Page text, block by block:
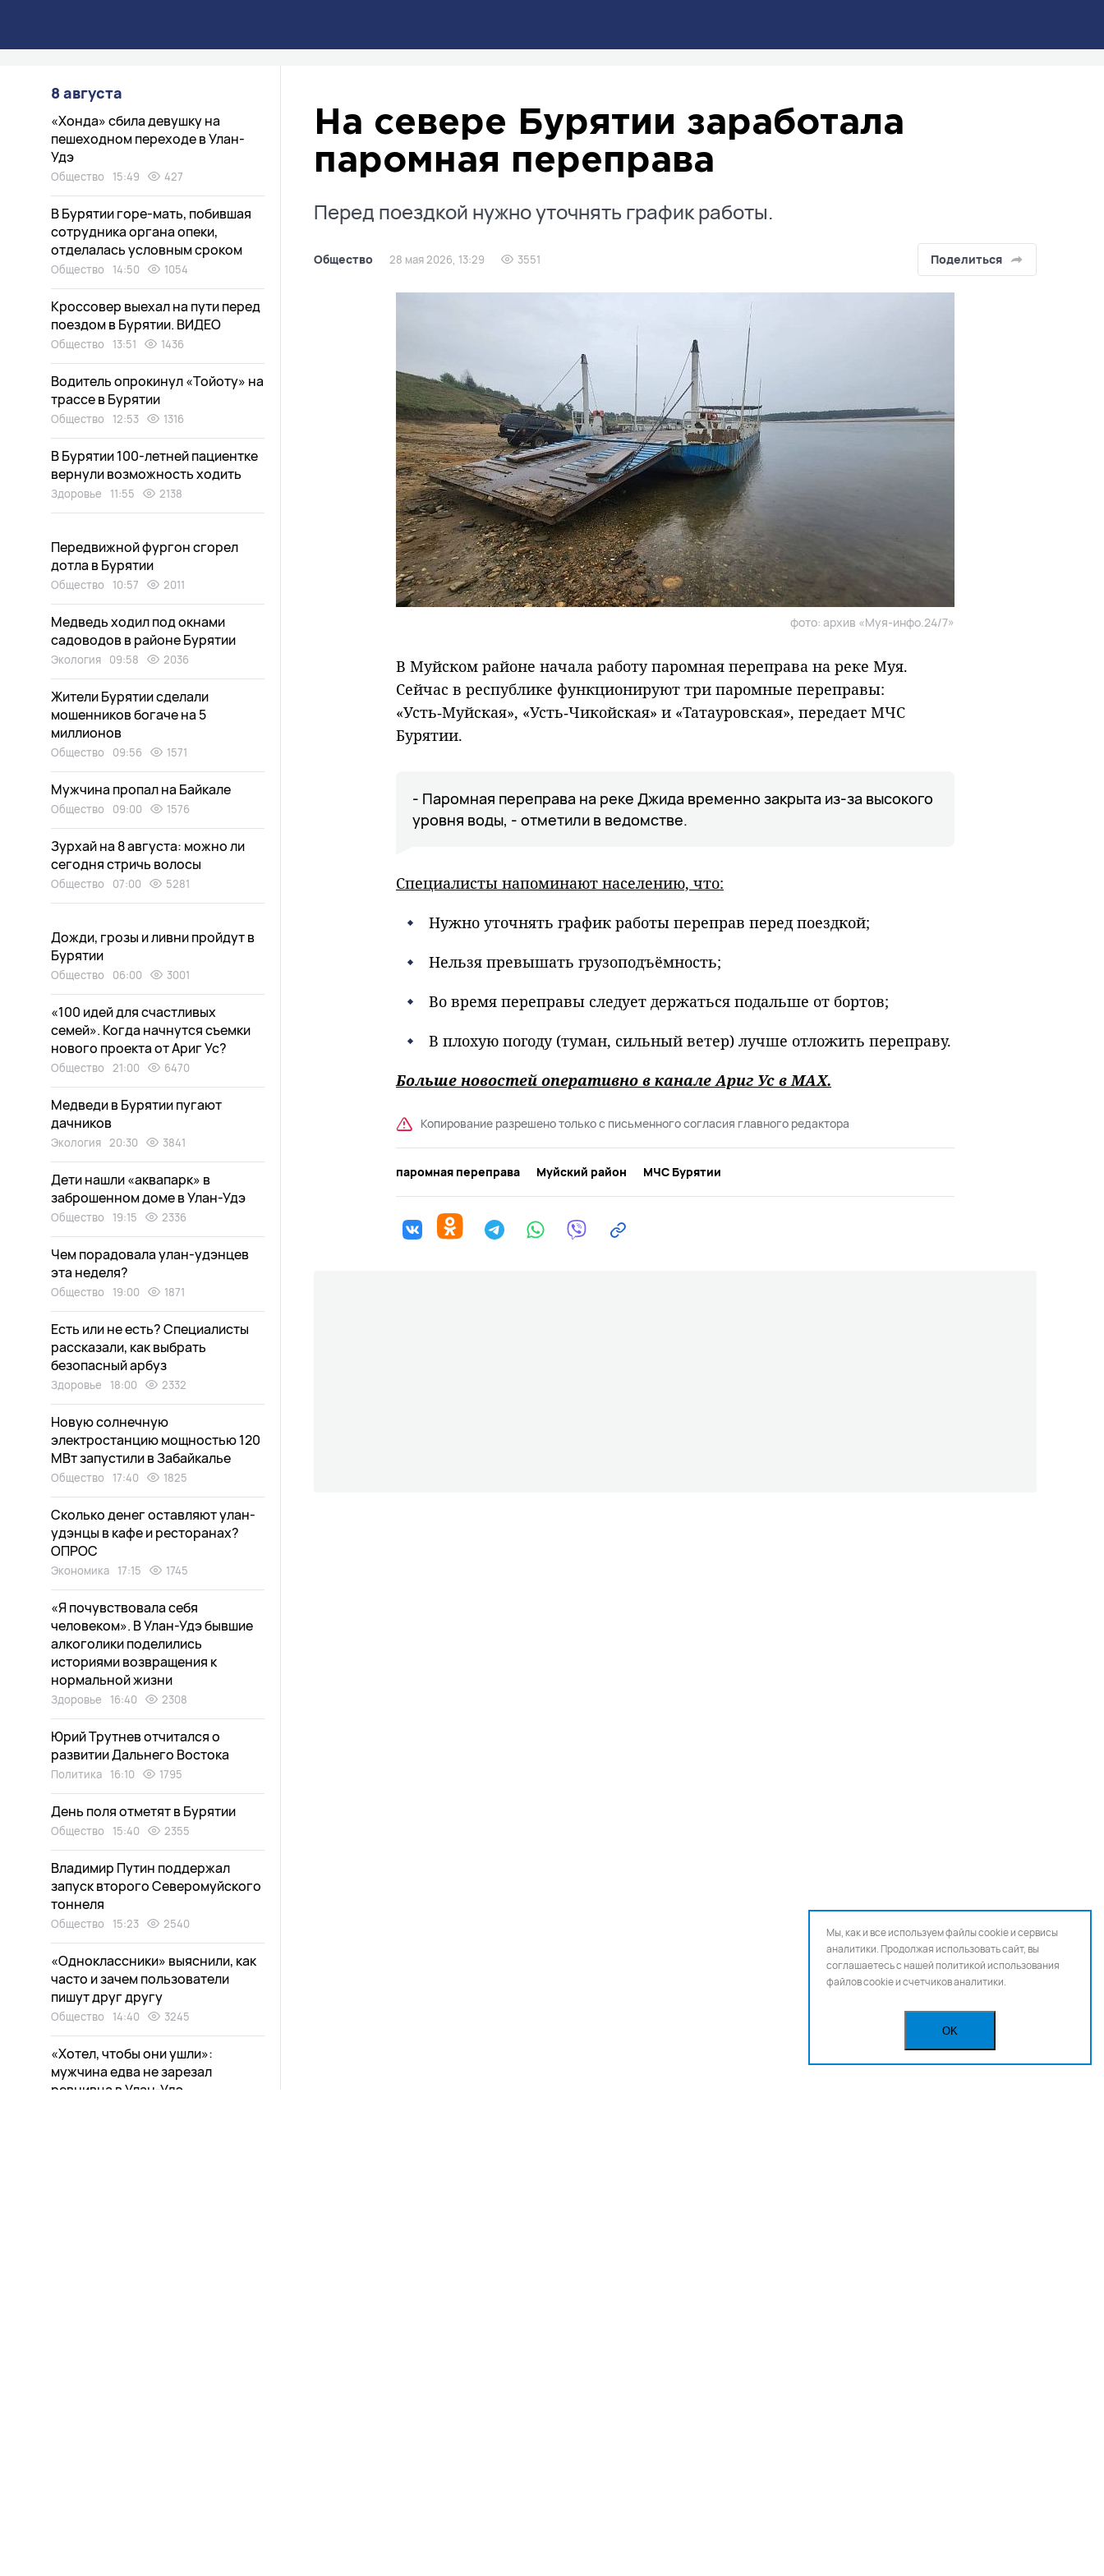
На севере Бурятии заработала
паромная переправа
Перед поездкой нужно уточнять график работы.
Общество 28 мая 2026, 13:29 3551 Поделиться
фото: архив «Муя-инфо.24/7»
В Муйском районе начала работу паромная переправа на реке Муя.
Сейчас в республике функционируют три паромные переправы:
«Усть‑Муйская», «Усть‑Чикойская» и «Татауровская», передает МЧС
Бурятии.
- Паромная переправа на реке Джида временно закрыта из‑за высокого
уровня воды, - отметили в ведомстве.
Специалисты напоминают населению, что:
Нужно уточнять график работы переправ перед поездкой;
Нельзя превышать грузоподъёмность;
Во время переправы следует держаться подальше от бортов;
В плохую погоду (туман, сильный ветер) лучше отложить переправу.
Больше новостей оперативно в канале Ариг Ус вMAХ.
Копирование разрешено только с письменного согласия главного редактора
паромная переправа Муйский район МЧС Бурятии
8 августа
«Хонда» сбила девушку на
пешеходном переходе в Улан-
Удэ
Общество 15:49 427
В Бурятии горе-мать, побившая
сотрудника органа опеки,
отделалась условным сроком
Общество 14:50 1054
Кроссовер выехал на пути перед
поездом в Бурятии. ВИДЕО
Общество 13:51 1436
Водитель опрокинул «Тойоту» на
трассе в Бурятии
Общество 12:53 1316
В Бурятии 100-летней пациентке
вернули возможность ходить
Здоровье 11:55 2138
Передвижной фургон сгорел
дотла в Бурятии
Общество 10:57 2011
Медведь ходил под окнами
садоводов в районе Бурятии
Экология 09:58 2036
Жители Бурятии сделали
мошенников богаче на 5
миллионов
Общество 09:56 1571
Мужчина пропал на Байкале
Общество 09:00 1576
Зурхай на 8 августа: можно ли
сегодня стричь волосы
Общество 07:00 5281
Дожди, грозы и ливни пройдут в
Бурятии
Общество 06:00 3001
«100 идей для счастливых
семей». Когда начнутся съемки
нового проекта от Ариг Ус?
Общество 21:00 6470
Медведи в Бурятии пугают
дачников
Экология 20:30 3841
Дети нашли «аквапарк» в
заброшенном доме в Улан-Удэ
Общество 19:15 2336
Чем порадовала улан-удэнцев
эта неделя?
Общество 19:00 1871
Есть или не есть? Специалисты
рассказали, как выбрать
безопасный арбуз
Здоровье 18:00 2332
Новую солнечную
электростанцию мощностью 120
МВт запустили в Забайкалье
Общество 17:40 1825
Сколько денег оставляют улан-
удэнцы в кафе и ресторанах?
ОПРОС
Экономика 17:15 1745
«Я почувствовала себя
человеком». В Улан-Удэ бывшие
алкоголики поделились
историями возвращения к
нормальной жизни
Здоровье 16:40 2308
Юрий Трутнев отчитался о
развитии Дальнего Востока
Политика 16:10 1795
День поля отметят в Бурятии
Общество 15:40 2355
Владимир Путин поддержал
запуск второго Северомуйского
тоннеля
Общество 15:23 2540
«Одноклассники» выяснили, как
часто и зачем пользователи
пишут друг другу
Общество 14:40 3245
«Хотел, чтобы они ушли»:
мужчина едва не зарезал
ревнивца в Улан-Удэ
Мы, как и все используем файлы cookie и сервисы
аналитики. Продолжая использовать сайт, вы
соглашаетесь с нашейполитикой использования
файлов cookie и счетчиков аналитики.
OK